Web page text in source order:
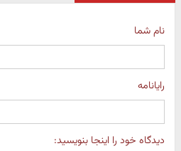
نام شما
رایانامه
دیدگاه خود را اینجا بنویسید: